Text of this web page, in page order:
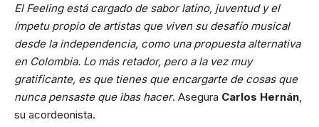
El Feeling está cargado de sabor latino, juventud y el
ímpetu propio de artistas que viven su desafío musical
desde la independencia, como una propuesta alternativa
en Colombia. Lo más retador, pero a la vez muy
gratificante, es que tienes que encargarte de cosas que
nunca pensaste que ibas hacer. Asegura Carlos Hernán
su acordeonista.